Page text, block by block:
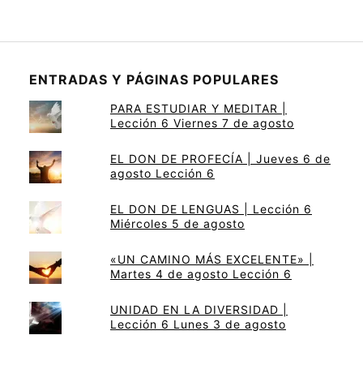
ENTRADAS Y PÁGINAS POPULARES
PARA ESTUDIAR Y MEDITAR |
Lección 6 Viernes 7 de agosto
EL DON DE PROFECÍA | Jueves 6 de
agosto Lección 6
EL DON DE LENGUAS | Lección 6
Miércoles 5 de agosto
«UN CAMINO MÁS EXCELENTE» |
Martes 4 de agosto Lección 6
UNIDAD EN LA DIVERSIDAD |
Lección 6 Lunes 3 de agosto